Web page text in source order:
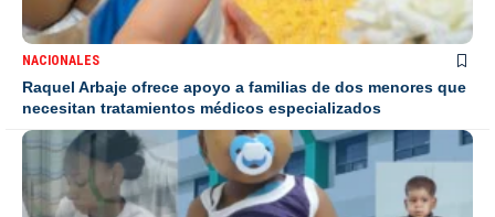
NACIONALES
Raquel Arbaje ofrece apoyo a familias de dos menores que
necesitan tratamientos médicos especializados